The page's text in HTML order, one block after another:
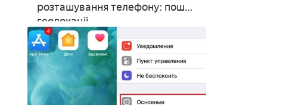
розташування телефону: пошук
геолокаціі